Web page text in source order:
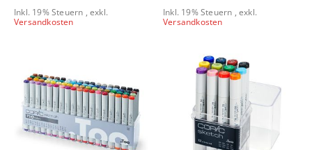
Inkl. 19% Steuern ,exkl.
Versandkosten
Inkl. 19% Steuern ,exkl.
Versandkosten